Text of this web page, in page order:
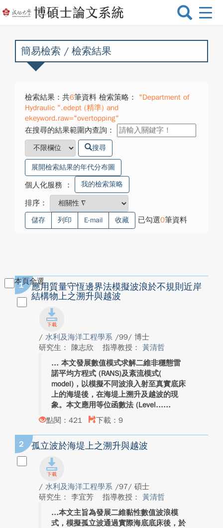
選
換
簡易檢索 / 檢索結果
檢索結果：共6筆資料 檢索策略：
"Department of
Hydraulic ".edept (精準) and
ekeyword.raw="overtopping"
在搜尋的結果範圍內查詢：
搜尋
展開檢索結果的年代分布圖
個人化服務 ： 我的檢索策略
排序：
儲存 列印 E-mail 收藏 已勾選0筆資料
本頁全選
1
應用質量守恆邊界法模擬波浪於不規則近岸
結構物上之溯升與越波
/ 水利及海洋工程學系 /99/ 博士
研究生： 陳志欣
指導教授： 黃清哲
本文發展數值模式求解二維非穩態雷
諾平均方程式 (RANS)及紊流模式(
model)，以模擬不同波浪入射至真實底床
上的海堤後，在海堤上溯升及越波的現
象。本文應用等位函數法 (Level...
點閱：421
下載：9
2 孤立波於海堤上之溯升與越波
/ 水利及海洋工程學系 /97/ 碩士
研究生： 李宜芳
指導教授： 黃清哲
本文主旨為發展二維黏性數值波浪模
式，模擬孤立波通過實際海底底床後，於